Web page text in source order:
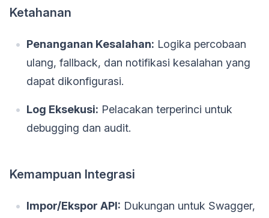
Ketahanan
Penanganan Kesalahan: Logika percobaan
ulang, fallback, dan notifikasi kesalahan yang
dapat dikonfigurasi.
Log Eksekusi: Pelacakan terperinci untuk
debugging dan audit.
Kemampuan Integrasi
Impor/Ekspor API: Dukungan untuk Swagger,